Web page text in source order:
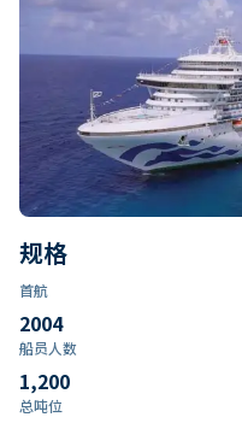
规格
首航
2004
船员人数
1,200
总吨位